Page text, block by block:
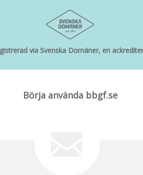
via Svenska Domäner, en
Börja använda bbgf.se